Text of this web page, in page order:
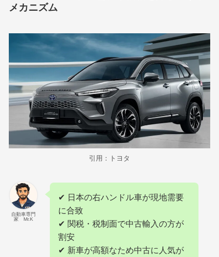
メカニズム
引用：トヨタ
自動車専門
家 Mr.K
✔ 日本の右ハンドル車が現地需要
に合致
✔ 関税・税制面で中古輸入の方が
割安
✔ 新車が高額なため中古に人気が